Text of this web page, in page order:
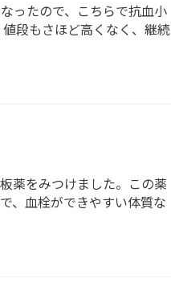
ったので、こちらで抗血小
段もさほど高くなく、継続
薬をみつけました。この薬
、血栓ができやすい体質な